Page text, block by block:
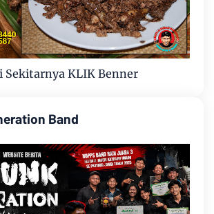
Sekitarnya KLIK Benner
Band